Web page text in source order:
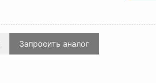
Запросить аналог